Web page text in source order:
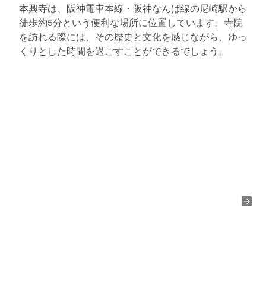
本興寺は、阪神電車本線・阪神なんば線の尼崎駅から
徒歩約5分という便利な場所に位置しています。寺院
を訪れる際には、その歴史と文化を感じながら、ゆっ
くりとした時間を過ごすことができるでしょう。